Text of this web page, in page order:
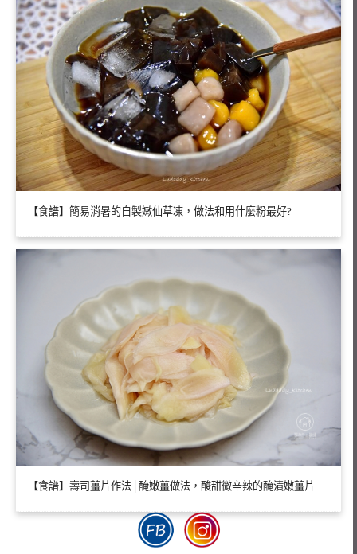
【食譜】簡易消暑的自製嫩仙草凍，做法和用什麼粉最好?
【食譜】壽司薑片作法│醃嫩薑做法，酸甜微辛辣的醃漬嫩薑片